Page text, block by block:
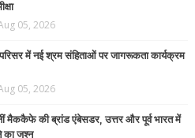
05, 2026
में नई श्रम संहिताओं पर जागरूकता कार्यक्रम
05, 2026
मैककैफे की ब्रांड एंबेसडर, उत्तर और पूर्व भारत में
का जश्न